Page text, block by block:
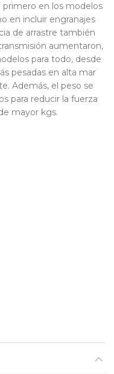
primero en los modelos
en incluir engranajes
de arrastre también
aumentaron,
para todo, desde
pesadas en alta mar
Además, el peso se
para reducir la fuerza
mayor kgs.